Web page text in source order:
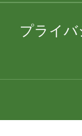
プライ